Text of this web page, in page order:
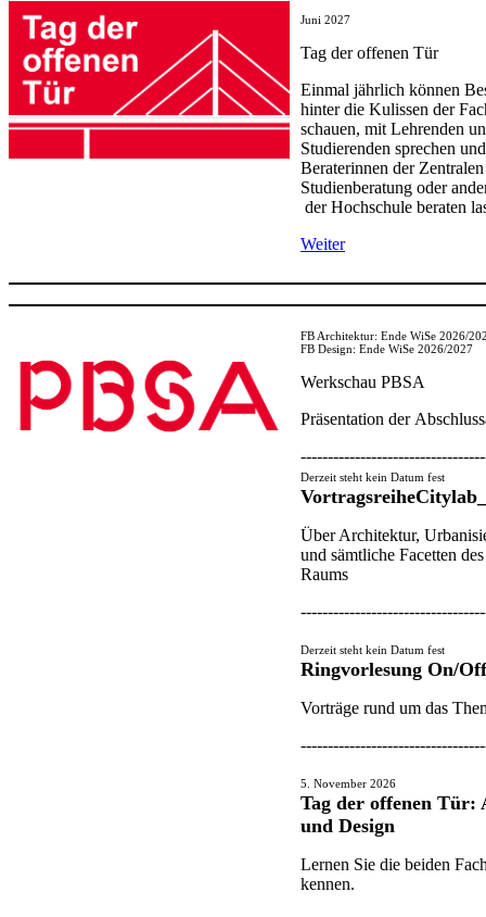
Juni 2027
Tag der offenen Tür​
Einmal jährlich können
hinter die Kulissen der
schauen, mit Lehrenden
Studierenden sprechen
Beraterinnen der Zentralen
Studienberatung oder
der Hochschule beraten
Weiter​
FB Architektur: Ende WiSe 2026/
FB Design: Ende WiSe 2026/2027​​
​Werkscha​u PBSA
Präsentation der
Derzeit steht kein Datum fest​​​​​​
VortragsreiheCitylab
Über Architektur,
und sämtliche Facetten
Raums​​
Derzeit steht kein Datum fest​​​​
Ringvorlesung On/
Vorträge rund um das
5. November 2026
​Tag der offenen
und Design
Lernen Sie die beiden
kennen.​​